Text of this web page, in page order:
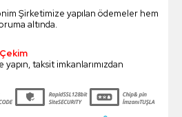
Şirketimize yapılan ödemeler hem
altında.
taksit imkanlarımızdan